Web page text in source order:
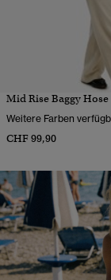
Mid Rise Baggy Hose
Weitere Farben
CHF 99,90